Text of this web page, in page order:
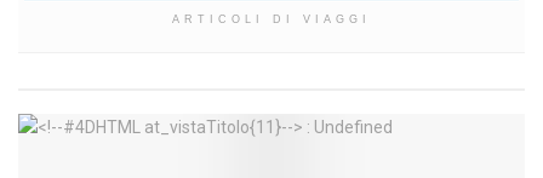
ARTICOLI DI VIAGGI